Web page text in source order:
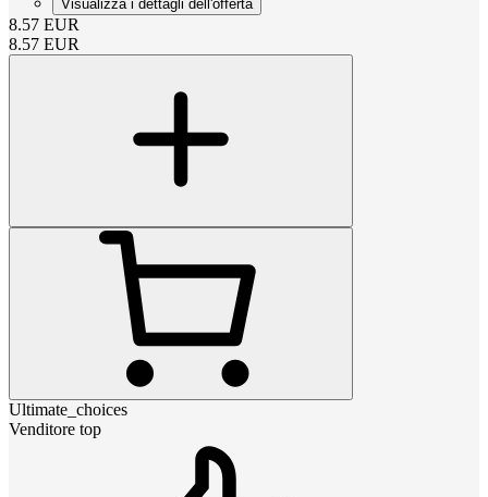
Visualizza i dettagli dell'offerta
8.57 EUR
8.57 EUR
Ultimate_choices
Venditore top